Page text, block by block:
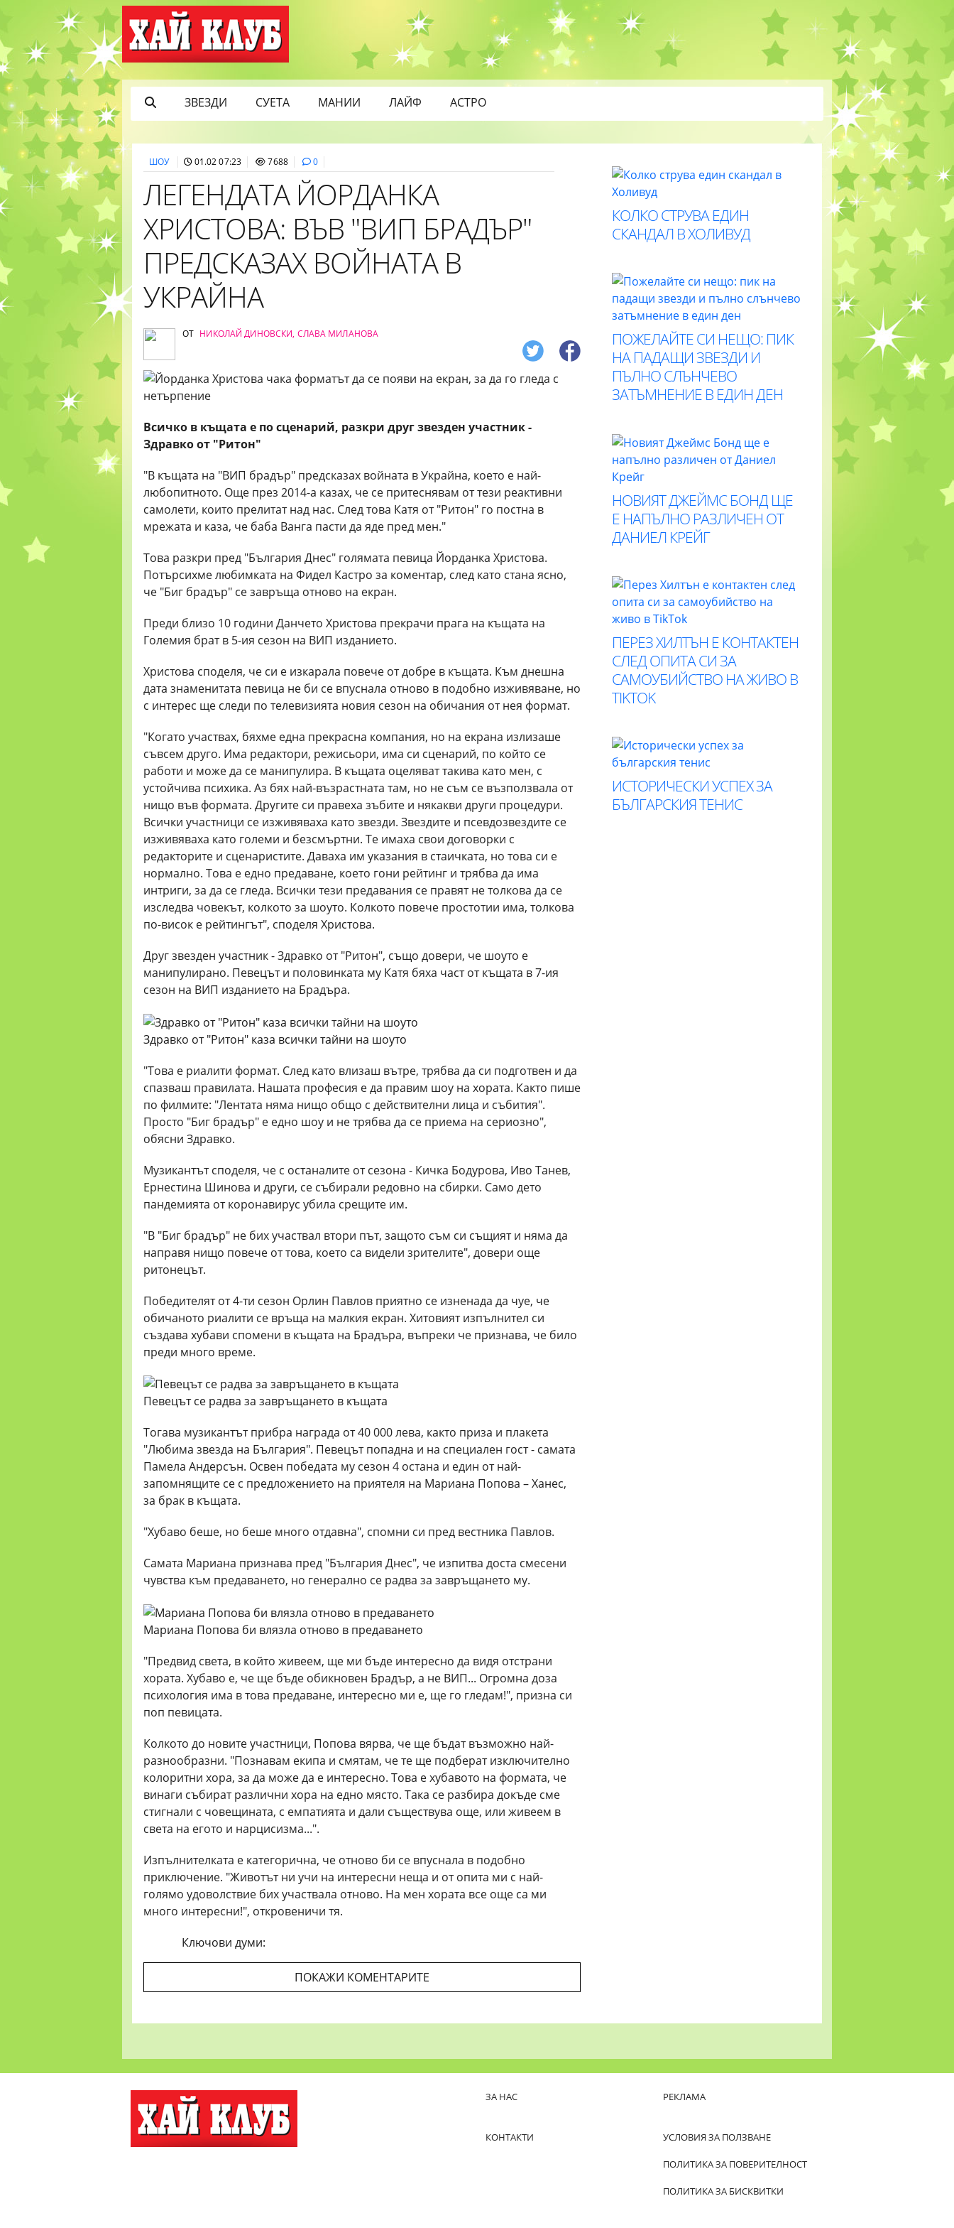
ЗВЕЗДИ СУЕТА МАНИИ ЛАЙФ АСТРО
ШОУ 01.02 07:23 7688 0
ЛЕГЕНДАТА ЙОРДАНКА
ХРИСТОВА: ВЪВ "ВИП БРАДЪР"
ПРЕДСКАЗАХ ВОЙНАТА В
УКРАЙНА
ОТ НИКОЛАЙ ДИНОВСКИ, СЛАВА МИЛАНОВА
Всичко в къщата е по сценарий, разкри друг звезден участник -
Здравко от "Ритон"
"В къщата на "ВИП брадър" предсказах войната в Украйна, което е най-
любопитното. Още през 2014-а казах, че се притеснявам от тези реактивни
самолети, които прелитат над нас. След това Катя от "Ритон" го постна в
мрежата и каза, че баба Ванга пасти да яде пред мен."
Това разкри пред "България Днес" голямата певица Йорданка Христова.
Потърсихме любимката на Фидел Кастро за коментар, след като стана ясно,
че "Биг брадър" се завръща отново на екран.
Преди близо 10 години Данчето Христова прекрачи прага на къщата на
Големия брат в 5-ия сезон на ВИП изданието.
Христова споделя, че си е изкарала повече от добре в къщата. Към днешна
дата знаменитата певица не би се впуснала отново в подобно изживяване, но
с интерес ще следи по телевизията новия сезон на обичания от нея формат.
"Когато участвах, бяхме една прекрасна компания, но на екрана излизаше
съвсем друго. Има редактори, режисьори, има си сценарий, по който се
работи и може да се манипулира. В къщата оцеляват такива като мен, с
устойчива психика. Аз бях най-възрастната там, но не съм се възползвала от
нищо във формата. Другите си правеха зъбите и някакви други процедури.
Всички участници се изживяваха като звезди. Звездите и псевдозвездите се
изживяваха като големи и безсмъртни. Те имаха свои договорки с
редакторите и сценаристите. Даваха им указания в стаичката, но това си е
нормално. Това е едно предаване, което гони рейтинг и трябва да има
интриги, за да се гледа. Всички тези предавания се правят не толкова да се
изследва човекът, колкото за шоуто. Колкото повече простотии има, толкова
по-висок е рейтингът", споделя Христова.
Друг звезден участник - Здравко от "Ритон", също довери, че шоуто е
манипулирано. Певецът и половинката му Катя бяха част от къщата в 7-ия
сезон на ВИП изданието на Брадъра.
Здравко от "Ритон" каза всички тайни на шоуто
"Това е риалити формат. След като влизаш вътре, трябва да си подготвен и да
спазваш правилата. Нашата професия е да правим шоу на хората. Както пише
по филмите: "Лентата няма нищо общо с действителни лица и събития".
Просто "Биг брадър" е едно шоу и не трябва да се приема на сериозно",
обясни Здравко.
Музикантът споделя, че с останалите от сезона - Кичка Бодурова, Иво Танев,
Ернестина Шинова и други, се събирали редовно на сбирки. Само дето
пандемията от коронавирус убила срещите им.
"В "Биг брадър" не бих участвал втори път, защото съм си същият и няма да
направя нищо повече от това, което са видели зрителите", довери още
ритонецът.
Победителят от 4-ти сезон Орлин Павлов приятно се изненада да чуе, че
обичаното риалити се връща на малкия екран. Хитовият изпълнител си
създава хубави спомени в къщата на Брадъра, въпреки че признава, че било
преди много време.
Певецът се радва за завръщането в къщата
Тогава музикантът прибра награда от 40 000 лева, както приза и плакета
"Любима звезда на България". Певецът попадна и на специален гост - самата
Памела Андерсън. Освен победата му сезон 4 остана и един от най-
запомнящите се с предложението на приятеля на Мариана Попова – Ханес,
за брак в къщата.
"Хубаво беше, но беше много отдавна", спомни си пред вестника Павлов.
Самата Мариана признава пред "България Днес", че изпитва доста смесени
чувства към предаването, но генерално се радва за завръщането му.
Мариана Попова би влязла отново в предаването
"Предвид света, в който живеем, ще ми бъде интересно да видя отстрани
хората. Хубаво е, че ще бъде обикновен Брадър, а не ВИП... Огромна доза
психология има в това предаване, интересно ми е, ще го гледам!", призна си
поп певицата.
Колкото до новите участници, Попова вярва, че ще бъдат възможно най-
разнообразни. "Познавам екипа и смятам, че те ще подберат изключително
колоритни хора, за да може да е интересно. Това е хубавото на формата, че
винаги събират различни хора на едно място. Така се разбира докъде сме
стигнали с човещината, с емпатията и дали съществува още, или живеем в
света на егото и нарцисизма...".
Изпълнителката е категорична, че отново би се впуснала в подобно
приключение. "Животът ни учи на интересни неща и от опита ми с най-
голямо удоволствие бих участвала отново. На мен хората все още са ми
много интересни!", откровеничи тя.
Ключови думи:
ПОКАЖИ КОМЕНТАРИТЕ
КОЛКО СТРУВА ЕДИН
СКАНДАЛ В ХОЛИВУД
ПОЖЕЛАЙТЕ СИ НЕЩО: ПИК
НА ПАДАЩИ ЗВЕЗДИ И
ПЪЛНО СЛЪНЧЕВО
ЗАТЪМНЕНИЕ В ЕДИН ДЕН
НОВИЯТ ДЖЕЙМС БОНД ЩЕ
Е НАПЪЛНО РАЗЛИЧЕН ОТ
ДАНИЕЛ КРЕЙГ
ПЕРЕЗ ХИЛТЪН Е КОНТАКТЕН
СЛЕД ОПИТА СИ ЗА
САМОУБИЙСТВО НА ЖИВО В
TIKTOK
ИСТОРИЧЕСКИ УСПЕХ ЗА
БЪЛГАРСКИЯ ТЕНИС
ЗА НАС
КОНТАКТИ
РЕКЛАМА
УСЛОВИЯ ЗА ПОЛЗВАНЕ
ПОЛИТИКА ЗА ПОВЕРИТЕЛНОСТ
ПОЛИТИКА ЗА БИСКВИТКИ